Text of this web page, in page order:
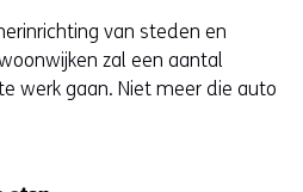
van steden en
zal een aantal
werk gaan. Niet meer die auto